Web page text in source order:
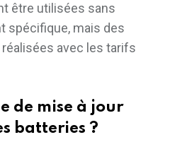
être utilisées sans
spécifique, mais des
avec les tarifs
de mise à jour
batteries ?